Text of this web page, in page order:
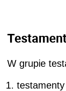
W grupie